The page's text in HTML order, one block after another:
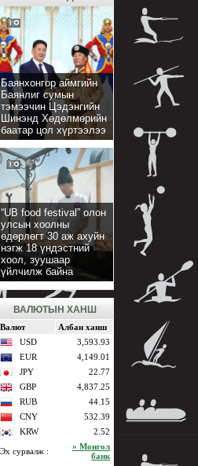
Баянхонгор аймгийн
Баянлиг сумын
тэмээчин Цэдэнгийн
Шинэнд Хөдөлмөрийн
баатар цол хүртээлээ
“UB food festival” олон
улсын хоолны
өдөрлөгт 30 аж ахуйн
нэгж 18 үндэстний
хоол, зуушаар
үйлчилж байна
ВАЛЮТЫН ХАНШ